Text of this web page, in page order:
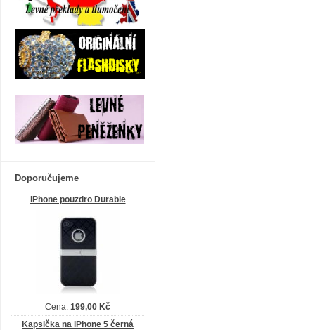
Doporučujeme
iPhone pouzdro Durable
Cena: 199,00 Kč
Kapsička na iPhone 5 černá